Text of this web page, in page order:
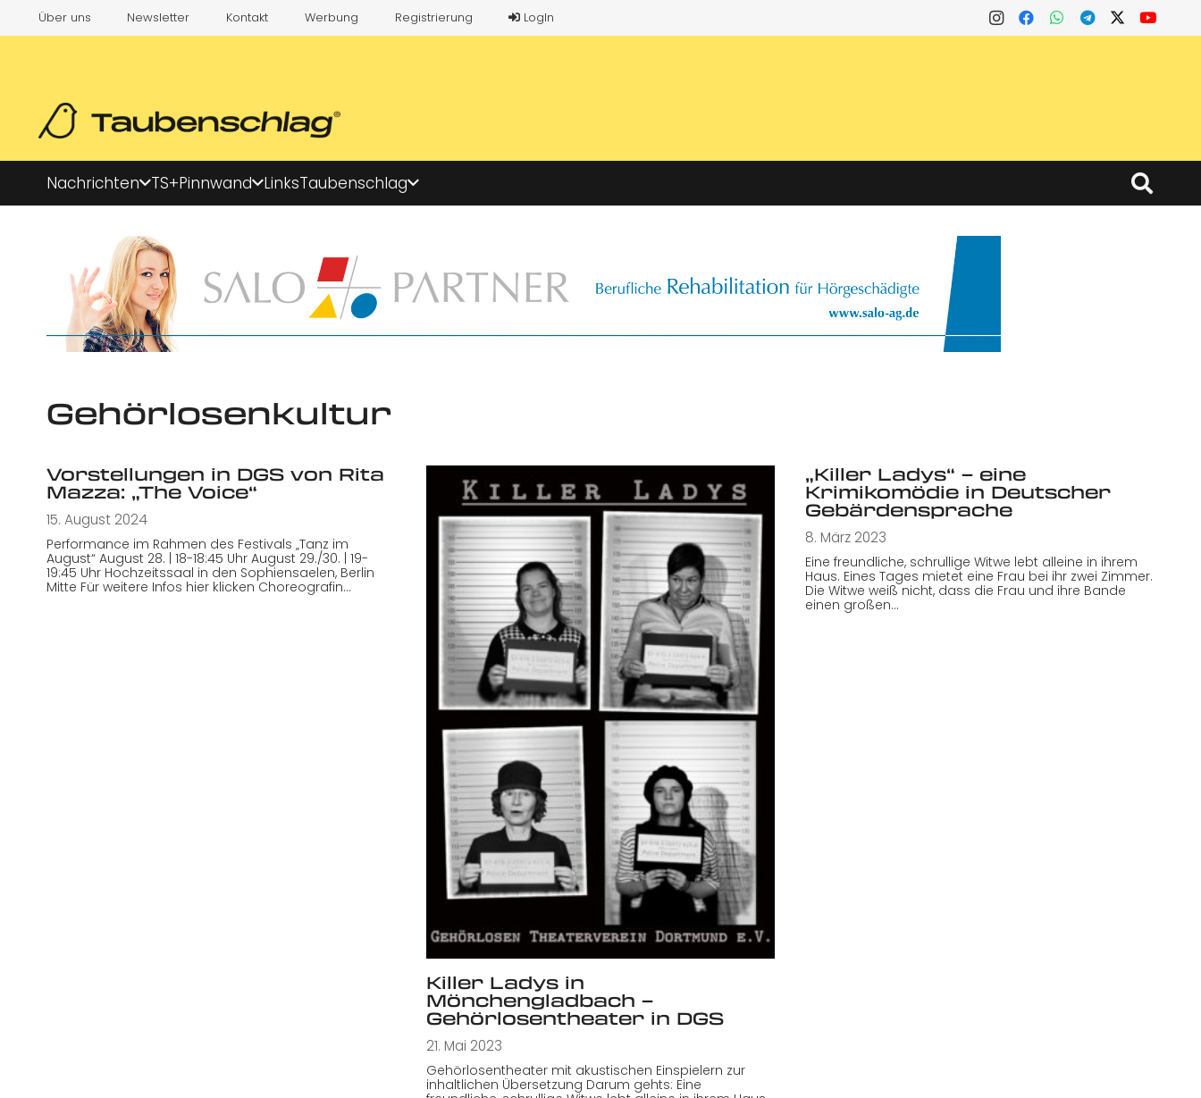
Über uns Newsletter Kontakt Werbung Registrierung LogIn
Nachrichten TS+Pinnwand LinksTaubenschlag
Gehörlosenkultur
Vorstellungen in DGS von Rita
Mazza: „The Voice“
15. August 2024
Performance im Rahmen des Festivals „Tanz im
August“ August 28. | 18-18:45 Uhr August 29./30. | 19-
19:45 Uhr Hochzeitssaal in den Sophiensaelen, Berlin
Mitte Für weitere Infos hier klicken Choreografin…
Killer Ladys in
Mönchengladbach –
Gehörlosentheater in DGS
21. Mai 2023
Gehörlosentheater mit akustischen Einspielern zur
inhaltlichen Übersetzung Darum gehts: Eine
„Killer Ladys“ – eine
Krimikomödie in Deutscher
Gebärdensprache
8. März 2023
Eine freundliche, schrullige Witwe lebt alleine in ihrem
Haus. Eines Tages mietet eine Frau bei ihr zwei Zimmer.
Die Witwe weiß nicht, dass die Frau und ihre Bande
einen großen…